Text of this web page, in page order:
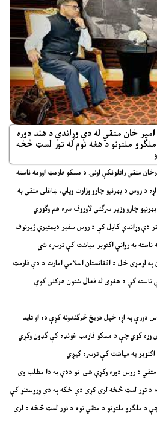
امیر خان متقي له دې وړاندې د هند دوره
ملتونو د هغه نوم له تور لسټ څخه
متقي راتلونکې اونۍ د مسکو فارمټ اوومه ناسته
د روس د بهرنیو چارو وزارت ویلي، ښاغلی متقي به
دې وړاندې کابل کې د روس سفیر دیمتیري ژیرنوف
لومړي ځل د افغانستان اسلامي امارت د دې فارمټ
دورې په اړه خپل دریځ څرګندونه کړې ده او تاید
متقي د روس دوره وکړې شی نو ددې به دا مطلب وی
د تور لسټ څخه لرې کړې دې ځکه په دې وروستنو کې
د ملګرو ملتونو د متقي نوم د تور لسټ څخه د لرې